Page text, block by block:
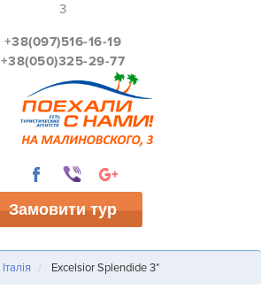
3
+38(097)516-16-19
+38(050)325-29-77
Замовити тур
Італія Excelsior Splendide 3*